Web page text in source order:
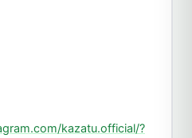
kazatu.official/?